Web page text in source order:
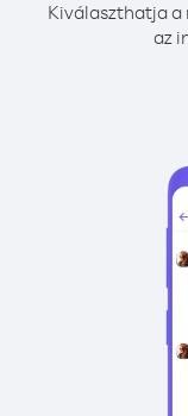
Kiválaszthatja
az